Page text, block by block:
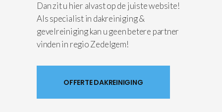
Dan zit u hier alvast op de juiste website!
Als specialist in dakreiniging &
gevelreiniging kan u geen betere partner
vinden in regio Zedelgem!
OFFERTE DAKREINIGING